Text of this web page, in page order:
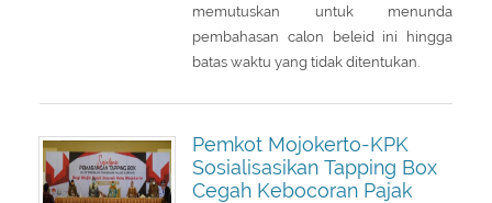
memutuskan untuk menunda
pembahasan calon beleid ini hingga
batas waktu yang tidak ditentukan.
Pemkot Mojokerto-KPK
Sosialisasikan Tapping Box
Cegah Kebocoran Pajak